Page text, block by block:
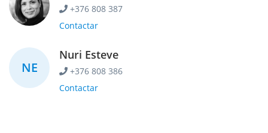
+376 808 387
Contactar
NE
Nuri Esteve
+376 808 386
Contactar